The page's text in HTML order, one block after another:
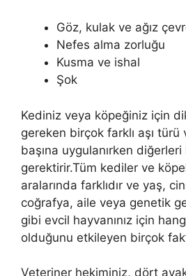
Göz, kulak ve ağız
Nefes alma zorluğu
Kusma ve ishal
Şok
Kediniz veya köpeğiniz için
gereken birçok farklı aşı türü
başına uygulanırken
gerektirir.Tüm kediler ve
aralarında farklıdır ve yaş,
coğrafya, aile veya genetik
gibi evcil hayvanınız için
olduğunu etkileyen birçok
Veteriner hekiminiz, dört